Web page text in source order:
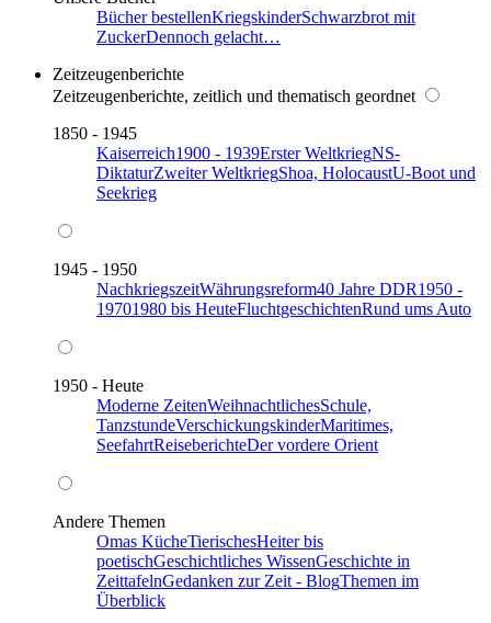
Bücher bestellenKriegskinderSchwarzbrot mit
ZuckerDennoch gelacht…
Zeitzeugenberichte
Zeitzeugenberichte, zeitlich und thematisch geordnet
1850 - 1945
Kaiserreich1900 - 1939Erster WeltkriegNS-
DiktaturZweiter WeltkriegShoa, HolocaustU-Boot und
Seekrieg
1945 - 1950
NachkriegszeitWährungsreform40 Jahre DDR1950 -
19701980 bis HeuteFluchtgeschichtenRund ums Auto
1950 - Heute
Moderne ZeitenWeihnachtlichesSchule,
TanzstundeVerschickungskinderMaritimes,
SeefahrtReiseberichteDer vordere Orient
Andere Themen
Omas KücheTierischesHeiter bis
poetischGeschichtliches WissenGeschichte in
ZeittafelnGedanken zur Zeit - BlogThemen im
Überblick